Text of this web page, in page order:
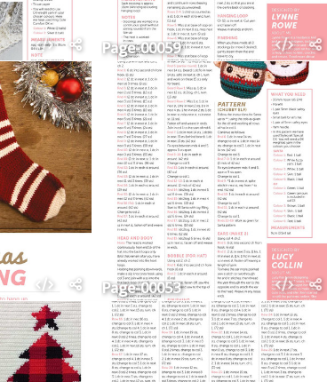
Page-00059
Page-00053